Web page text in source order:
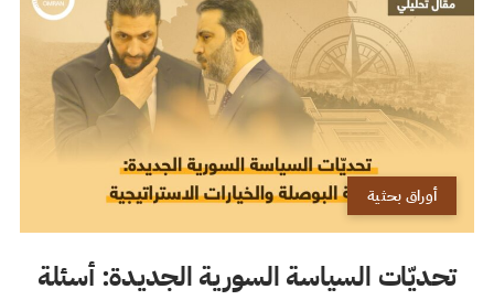
أوراق بحثية
تحديّات السياسة السورية الجديدة: أسئلة